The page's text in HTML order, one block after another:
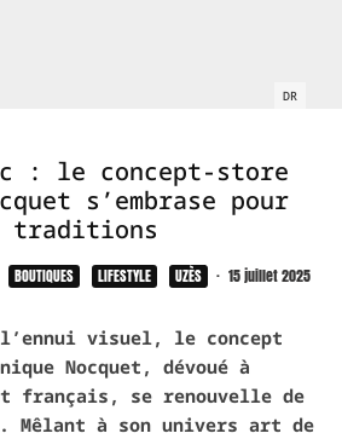
DR
: le concept-store
s’embrase pour
BOUTIQUES LIFESTYLE UZÈS · 15 juillet 2025
visuel, le concept
Nocquet, dévoué à
français, se renouvelle de
Mêlant à son univers art de